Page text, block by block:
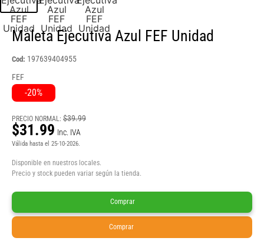
Maleta Ejecutiva Azul FEF Unidad
Cod: 197639404955
FEF
-20%
PRECIO NORMAL: $39.99
$31.99 Inc. IVA
Válida hasta el 25-10-2026.
Disponible en nuestros locales.
Precio y stock pueden variar según la tienda.
Comprar
Comprar